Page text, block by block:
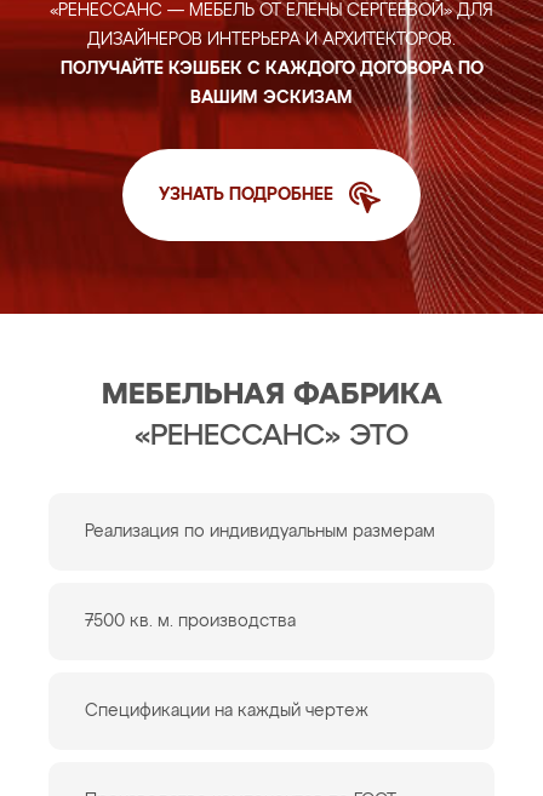
«РЕНЕССАНС — МЕБЕЛЬ ОТ ЕЛЕНЫ СЕРГЕЕВОЙ»ДЛЯ
ДИЗАЙНЕРОВ ИНТЕРЬЕРА И АРХИТЕКТОРОВ.
ПОЛУЧАЙТЕ КЭШБЕК С КАЖДОГО ДОГОВОРА ПО
ВАШИМ ЭСКИЗАМ
УЗНАТЬ ПОДРОБНЕЕ
МЕБЕЛЬНАЯ ФАБРИКА
«РЕНЕССАНС» ЭТО
Реализация по индивидуальным размерам
7500 кв. м. производства
Спецификации на каждый чертеж